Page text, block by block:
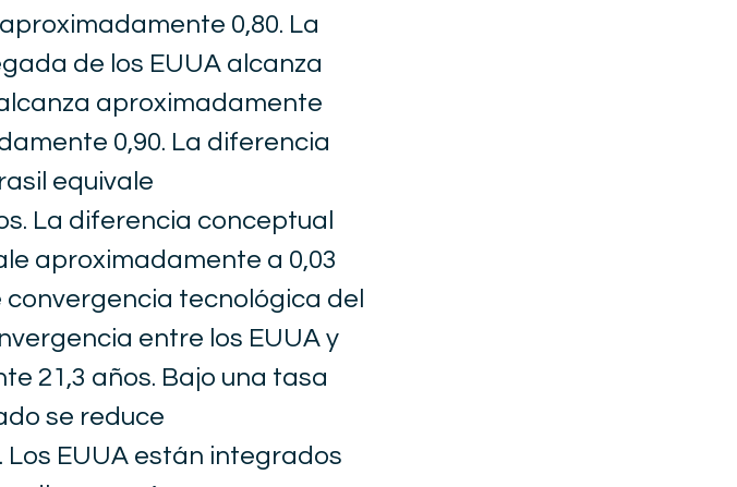
0,80. La
de los EUUA alcanza
aproximadamente
0,90. La diferencia
equivale
La diferencia conceptual
aproximadamente a 0,03
tecnológica del
entre los EUUA y
21,3 años. Bajo una tasa
se reduce
EUUA están integrados